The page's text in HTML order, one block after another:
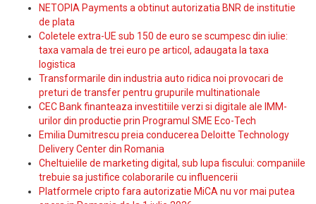
NETOPIA Payments a obtinut autorizatia BNR de institutie
de plata
Coletele extra-UE sub 150 de euro se scumpesc din iulie:
taxa vamala de trei euro pe articol, adaugata la taxa
logistica
Transformarile din industria auto ridica noi provocari de
preturi de transfer pentru grupurile multinationale
CEC Bank finanteaza investitiile verzi si digitale ale IMM-
urilor din productie prin Programul SME Eco-Tech
Emilia Dumitrescu preia conducerea Deloitte Technology
Delivery Center din Romania
Cheltuielile de marketing digital, sub lupa fiscului: companiile
trebuie sa justifice colaborarile cu influencerii
Platformele cripto fara autorizatie MiCA nu vor mai putea